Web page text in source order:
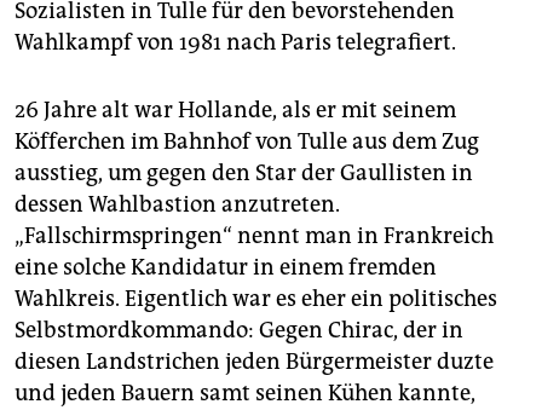
Sozialisten in Tulle für den bevorstehenden
Wahlkampf von 1981 nach Paris telegrafiert.
26 Jahre alt war Hollande, als er mit seinem
Köfferchen im Bahnhof von Tulle aus dem Zug
ausstieg, um gegen den Star der Gaullisten in
dessen Wahlbastion anzutreten.
„Fallschirmspringen“ nennt man in Frankreich
eine solche Kandidatur in einem fremden
Wahlkreis. Eigentlich war es eher ein politisches
Selbstmordkommando: Gegen Chirac, der in
diesen Landstrichen jeden Bürgermeister duzte
und jeden Bauern samt seinen Kühen kannte,